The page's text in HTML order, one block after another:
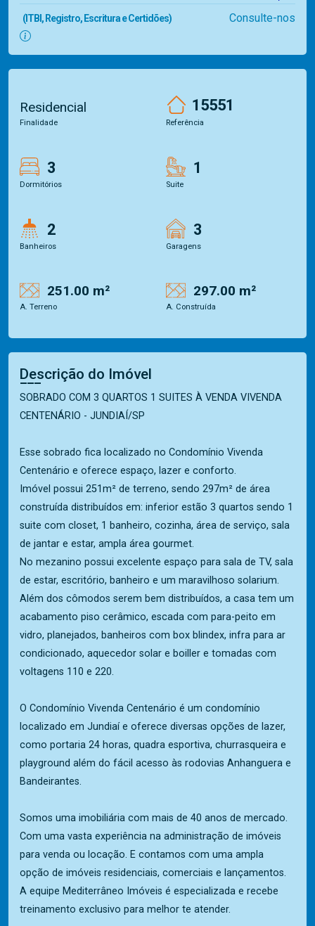
(ITBI, Registro, Escritura e Certidões) Consulte-nos
Residencial
Finalidade
15551
Referência
3
Dormitórios
1
Suite
2
Banheiros
3
Garagens
251.00 m²
A. Terreno
297.00 m²
A. Construída
Descrição do Imóvel
SOBRADO COM 3 QUARTOS 1 SUITES À VENDA VIVENDA
CENTENÁRIO - JUNDIAÍ/SP
Esse sobrado fica localizado no Condomínio Vivenda
Centenário e oferece espaço, lazer e conforto.
Imóvel possui 251m² de terreno, sendo 297m² de área
construída distribuídos em: inferior estão 3 quartos sendo 1
suite com closet, 1 banheiro, cozinha, área de serviço, sala
de jantar e estar, ampla área gourmet.
No mezanino possui excelente espaço para sala de TV, sala
de estar, escritório, banheiro e um maravilhoso solarium.
Além dos cômodos serem bem distribuídos, a casa tem um
acabamento piso cerâmico, escada com para-peito em
vidro, planejados, banheiros com box blindex, infra para ar
condicionado, aquecedor solar e boiller e tomadas com
voltagens 110 e 220.
O Condomínio Vivenda Centenário é um condomínio
localizado em Jundiaí e oferece diversas opções de lazer,
como portaria 24 horas, quadra esportiva, churrasqueira e
playground além do fácil acesso às rodovias Anhanguera e
Bandeirantes.
Somos uma imobiliária com mais de 40 anos de mercado.
Com uma vasta experiência na administração de imóveis
para venda ou locação. E contamos com uma ampla
opção de imóveis residenciais, comerciais e lançamentos.
A equipe Mediterrâneo Imóveis é especializada e recebe
treinamento exclusivo para melhor te atender.